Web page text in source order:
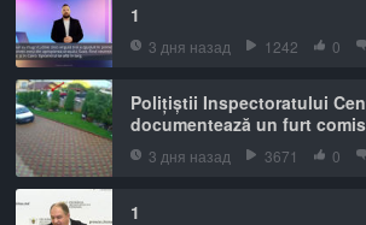
1
3 дня назад 1242 0
Polițiștii Inspectoratului
documentează un furt comis
3 дня назад 3671 0
1